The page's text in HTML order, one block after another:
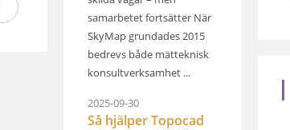
samarbetet fortsätter När
SkyMap grundades 2015
bedrevs både mätteknisk
konsultverksamhet ...
2025-09-30
Så hjälper Topocad